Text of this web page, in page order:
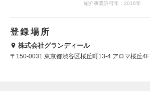
紹介事業許可年：2016年
登録場所
株式会社グランディール
〒150-0031 東京都渋谷区桜丘町13-4 アロマ桜丘4F